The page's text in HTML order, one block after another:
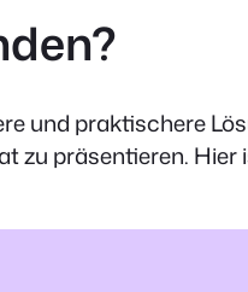
und praktischere
zu präsentieren. Hier